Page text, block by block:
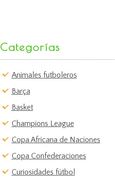
Categorías
Animales futboleros
Barça
Basket
Champions League
Copa Africana de Naciones
Copa Confederaciones
Curiosidades fútbol